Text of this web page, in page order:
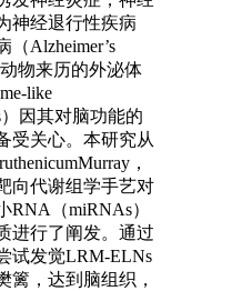
神经退行性疾病
（Alzheimer’s
物来历的外泌体
like
）因其对脑功能的
受关心。本研究从
，
向代谢组学手艺对
RNA（miRNAs）
进行了阐发。通过
试发觉LRM-ELNs
篱，达到脑组织，